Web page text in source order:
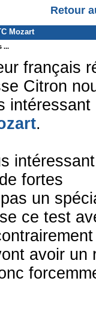
Retour
Mozart
...
français
Citron
intéressant
.
fortes
un
ce test
avoir un